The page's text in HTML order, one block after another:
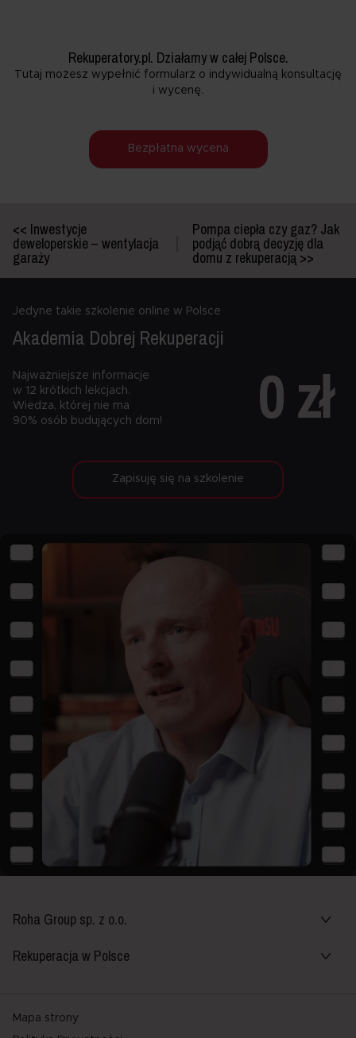
Rekuperatory.pl. Działamy w całej Polsce.
Tutaj możesz wypełnić formularz o indywidualną konsultację
i wycenę.
Bezpłatna wycena
<< Inwestycje
deweloperskie – wentylacja
garaży
Pompa ciepła czy gaz? Jak
podjąć dobrą decyzję dla
domu z rekuperacją >>
Jedyne takie szkolenie online w Polsce
Akademia Dobrej Rekuperacji
Najważniejsze informacje
w 12 krótkich lekcjach.
Wiedza, której nie ma
90% osób budujących dom!
0 zł
Zapisuję się na szkolenie
Roha Group sp. z o.o.
Rekuperacja w Polsce
Mapa strony